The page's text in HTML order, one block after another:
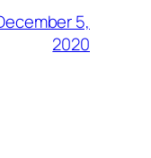
5,
2020